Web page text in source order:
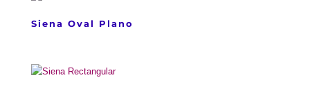
Siena Oval Plano